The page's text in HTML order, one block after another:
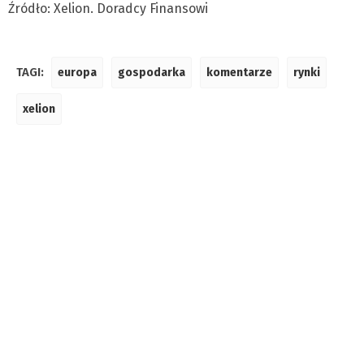
Źródło: Xelion. Doradcy Finansowi
TAGI: europa gospodarka komentarze rynki
xelion